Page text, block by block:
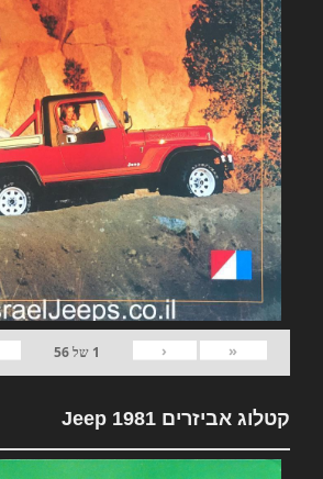
«
‹
1 של56
קטלוג אביזרים 1981 Jeep